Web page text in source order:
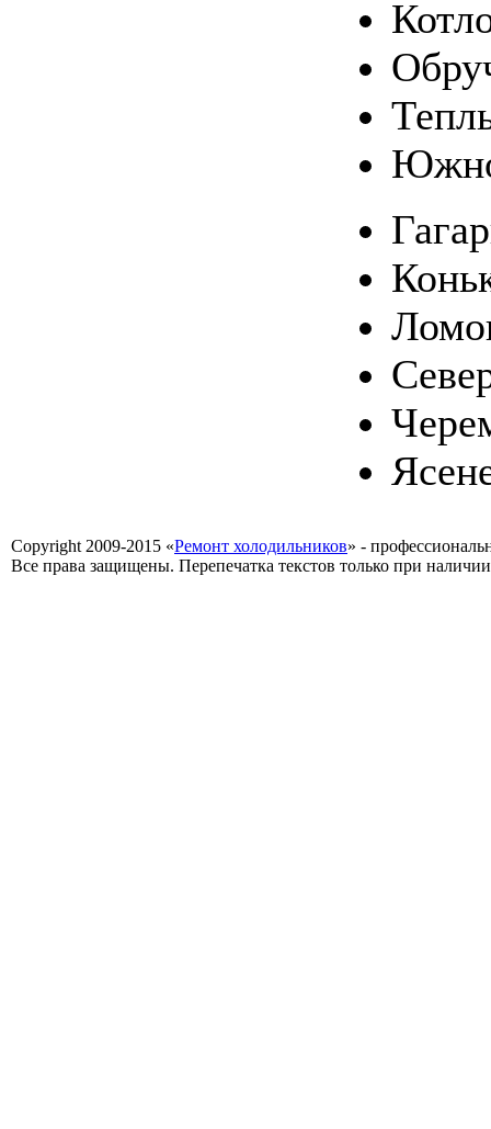
Copyright 2009-2015 «Ремонт холодильников» -
Все права защищены. Перепечатка текстов только при